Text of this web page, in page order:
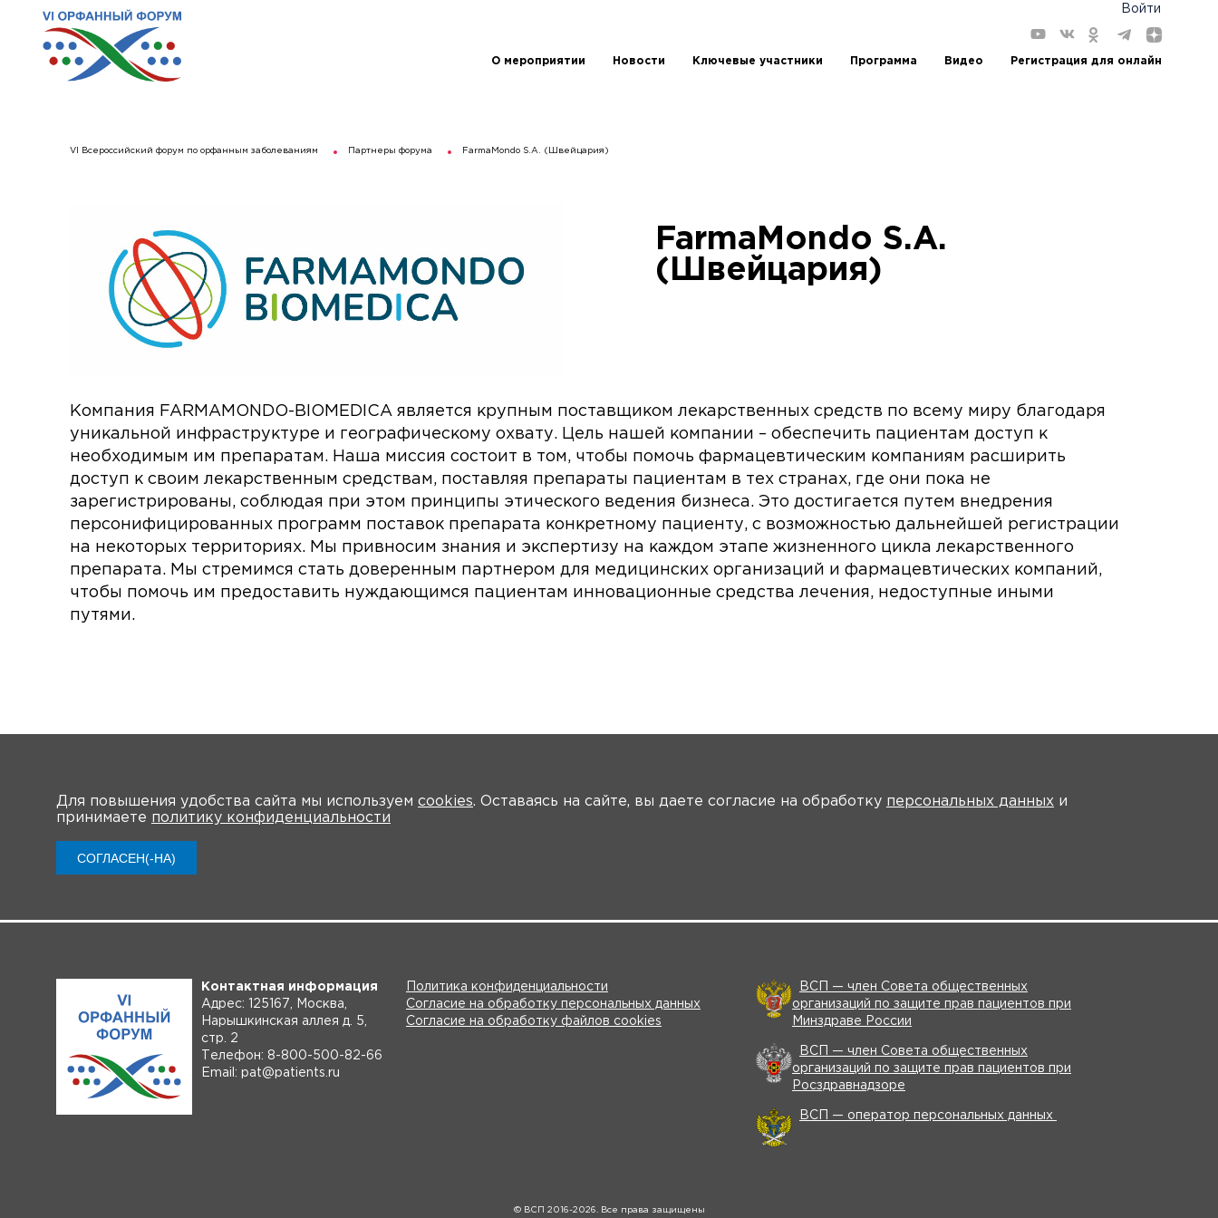
Войти
О мероприятии Новости Ключевые участники Программа Видео Регистрация для онлайн
VI Всероссийский форум по орфанным заболеваниям Партнеры форума FarmaMondo S.A. (Швейцария)
FarmaMondo S.A.
(Швейцария)
Компания FARMAMONDO-BIOMEDICA является крупным поставщиком лекарственных средств по всему миру благодаря
уникальной инфраструктуре и географическому охвату. Цель нашей компании – обеспечить пациентам доступ к
необходимым им препаратам. Наша миссия состоит в том, чтобы помочь фармацевтическим компаниям расширить
доступ к своим лекарственным средствам, поставляя препараты пациентам в тех странах, где они пока не
зарегистрированы, соблюдая при этом принципы этического ведения бизнеса. Это достигается путем внедрения
персонифицированных программ поставок препарата конкретному пациенту, с возможностью дальнейшей регистрации
на некоторых территориях. Мы привносим знания и экспертизу на каждом этапе жизненного цикла лекарственного
препарата. Мы стремимся стать доверенным партнером для медицинских организаций и фармацевтических компаний,
чтобы помочь им предоставить нуждающимся пациентам инновационные средства лечения, недоступные иными
путями.
Для повышения удобства сайта мы используем cookies. Оставаясь на сайте, вы даете согласие на обработку персональных данных и
принимаете политику конфиденциальности
СОГЛАСЕН(-НА)
Контактная информация
Адрес: 125167, Москва,
Нарышкинская аллея д. 5,
стр. 2
Телефон: 8-800-500-82-66
Email: pat@patients.ru
Политика конфиденциальности
Согласие на обработку персональных данных
Согласие на обработку файлов cookies
ВСП — член Совета общественных
организаций по защите прав пациентов при
Минздраве России
ВСП — член Совета общественных
организаций по защите прав пациентов при
Росздравнадзоре
ВСП — оператор персональных данных
© ВСП 2016-2026. Все права защищены